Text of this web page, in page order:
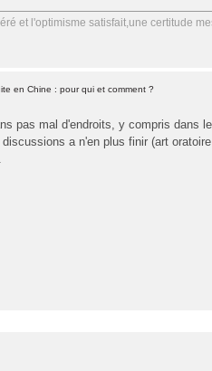
et l'optimisme satisfait,une certitude
en Chine : pour qui et comment ?
pas mal d'endroits, y compris dans
a n'en plus finir (art